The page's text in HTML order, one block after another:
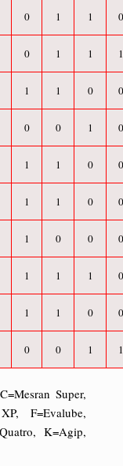
0 1 1 0
0 1 1 1
1 1 0 0
0 0 1 0
1 1 0 0
1 1 0 0
1 0 0 0
1 1 1 0
1 1 0 0
0 0 1 1
Super,
F=Evalube,
K=Agip,